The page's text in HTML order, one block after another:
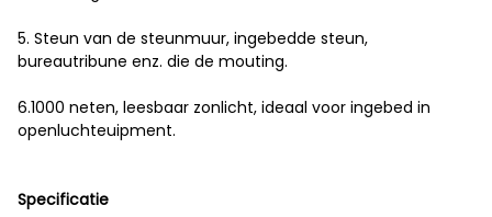
5. Steun van de steunmuur, ingebedde steun,
bureautribune enz. die de mouting.
6.1000 neten, leesbaar zonlicht, ideaal voor ingebed in
openluchteuipment.
Specificatie